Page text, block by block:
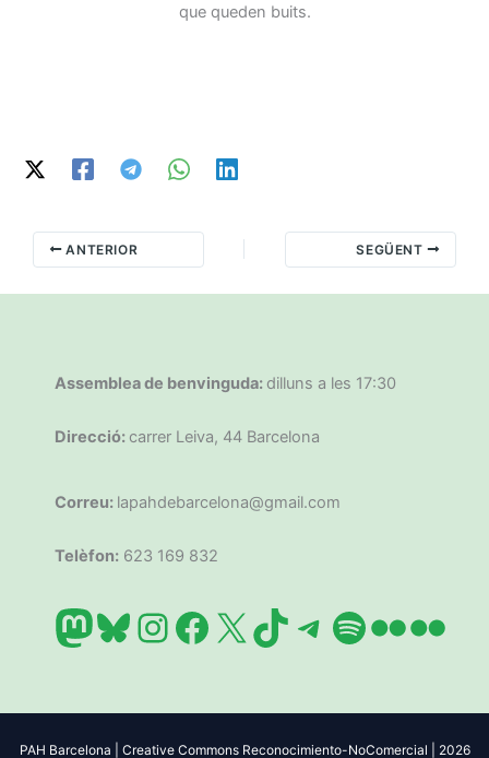
que queden buits.
ANTERIOR SEGÜENT
Assemblea de benvinguda: dilluns a les 17:30
Direcció: carrer Leiva, 44 Barcelona
Correu: lapahdebarcelona@gmail.com
Telèfon: 623 169 832
Mastodon
Bluesky
Instagram
Facebook
X TikTok
Telegram
Spotify
Flickr
PAH Barcelona | Creative Commons Reconocimiento-NoComercial | 2026